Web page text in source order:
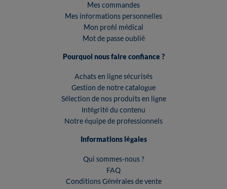
Mes commandes
Mes informations personnelles
Mon profil médical
Mot de passe oublié
Pourquoi nous faire confiance ?
Achats en ligne sécurisés
Gestion de notre catalogue
Sélection de nos produits en ligne
Intégrité du contenu
Notre équipe de professionnels
Informations légales
Qui sommes-nous ?
FAQ
Conditions Générales de vente